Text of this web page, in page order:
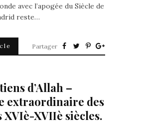
avec l’apogée du Siècle de
reste…
Partager
d’Allah –
extraordinaire des
XVIIè siècles.